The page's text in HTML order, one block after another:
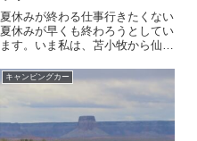
う）...
夏休みが終わる仕事行きたくない
夏休みが早くも終わろうとしてい
ます。いま私は、苫小牧から仙台
上。すでに船は金華山を越え、あ
と1時間もすれば仙台港へ入港し
ます。仙台に着いたら、あとは東
北道を南下して埼玉の家に向かう
キャンピングカー